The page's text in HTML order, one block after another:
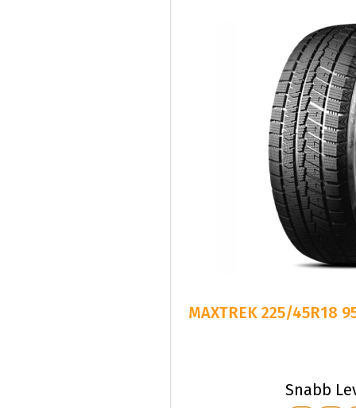
MAXTREK 225/45R18
Snabb